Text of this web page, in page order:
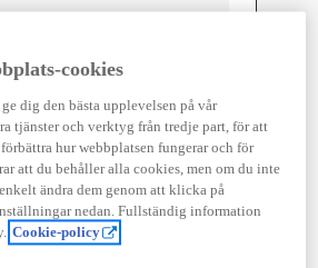
4l/100 km
cookies
dig den bästa upplevelsen på vår
tjänster och verktyg från tredje part, för att
hur webbplatsen fungerar och för
att du behåller alla cookies, men om du inte
ändra dem genom att klicka på
nedan. Fullständig information
Cookie-policy